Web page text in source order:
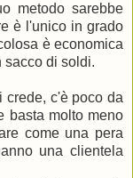
metodo sarebbe
è l'unico in grado
è economica
sacco di soldi.
crede, c'è poco da
basta molto meno
come una pera
una clientela